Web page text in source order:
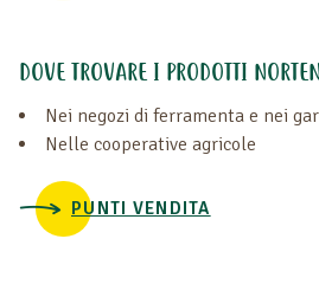
DOVE TROVARE I PRODOTTI
Nei negozi di ferramenta e nei
Nelle cooperative agricole
PUNTI VENDITA